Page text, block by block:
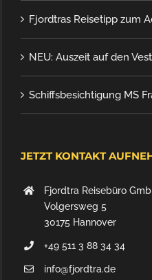
Fjordtras Reisetipp zum
NEU: Auszeit auf den
Schiffsbesichtigung MS
JETZT KONTAKT
Fjordtra Reisebüro
Volgersweg 5
30175 Hannover
+49 511 3 88 34 34
info@fjordtra.de